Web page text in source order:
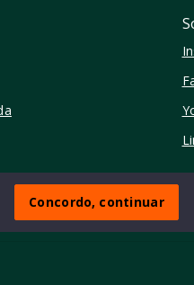
Concordo, continuar